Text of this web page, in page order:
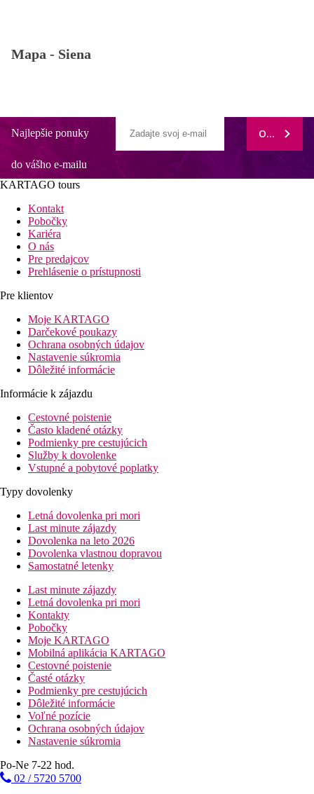
Mapa - Siena
Najlepšie ponuky
do vášho e-mailu
ODOBERAŤ
KARTAGO tours
Kontakt
Pobočky
Kariéra
O nás
Pre predajcov
Prehlásenie o prístupnosti
Pre klientov
Moje KARTAGO
Darčekové poukazy
Ochrana osobných údajov
Nastavenie súkromia
Dôležité informácie
Informácie k zájazdu
Cestovné poistenie
Často kladené otázky
Podmienky pre cestujúcich
Služby k dovolenke
Vstupné a pobytové poplatky
Typy dovolenky
Letná dovolenka pri mori
Last minute zájazdy
Dovolenka na leto 2026
Dovolenka vlastnou dopravou
Samostatné letenky
Last minute zájazdy
Letná dovolenka pri mori
Kontakty
Pobočky
Moje KARTAGO
Mobilná aplikácia KARTAGO
Cestovné poistenie
Časté otázky
Podmienky pre cestujúcich
Dôležité informácie
Voľné pozície
Ochrana osobných údajov
Nastavenie súkromia
Po-Ne 7-22 hod.
02 / 5720 5700